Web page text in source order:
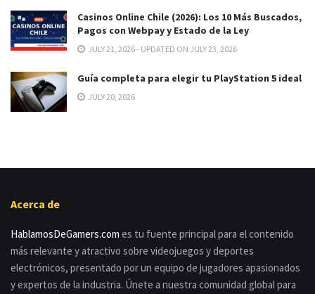
Casinos Online Chile (2026): Los 10 Más Buscados,
Pagos con Webpay y Estado de la Ley
JULY 21, 2026 - UPDATED ON JULY 23, 2026
Guía completa para elegir tu PlayStation 5 ideal
JULY 20, 2026
Acerca de
HablamosDeGamers.com es tu fuente principal para el contenido
más relevante y atractivo sobre videojuegos y deportes
electrónicos, presentado por un equipo de jugadores apasionados
y expertos de la industria. Únete a nuestra comunidad global para